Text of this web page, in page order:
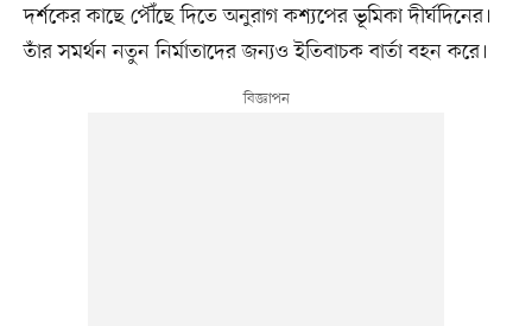
দর্শকের কাছে পৌঁছে দিতে অনুরাগ কশ্যপের ভূমিকা দীর্ঘদিনের।
তাঁর সমর্থন নতুন নির্মাতাদের জন্যও ইতিবাচক বার্তা বহন করে।